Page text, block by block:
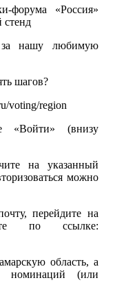
форума «Россия»
стенд
за нашу любимую
шагов?
voting/region
«Войти» (внизу
на указанный
можно
перейдите на
по ссылке:
область, а
номинаций (или